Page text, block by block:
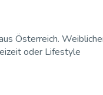
Österreich.
oder Lifestyle